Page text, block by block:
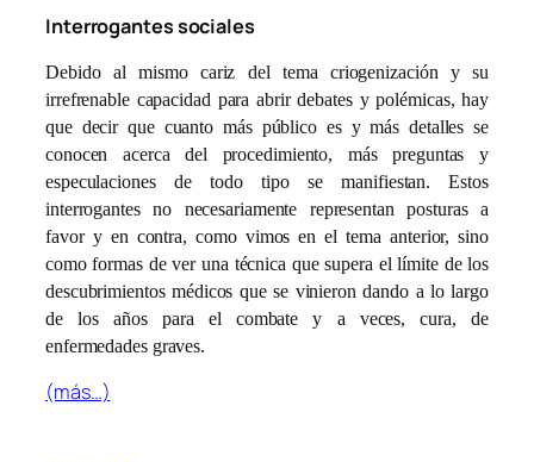
Interrogantes sociales
Debido al mismo cariz del tema criogenización y su
irrefrenable capacidad para abrir debates y polémicas, hay
que decir que cuanto más público es y más detalles se
conocen acerca del procedimiento, más preguntas y
especulaciones de todo tipo se manifiestan. Estos
interrogantes no necesariamente representan posturas a
favor y en contra, como vimos en el tema anterior, sino
como formas de ver una técnica que supera el límite de los
descubrimientos médicos que se vinieron dando a lo largo
de los años para el combate y a veces, cura, de
enfermedades graves.
(más…)